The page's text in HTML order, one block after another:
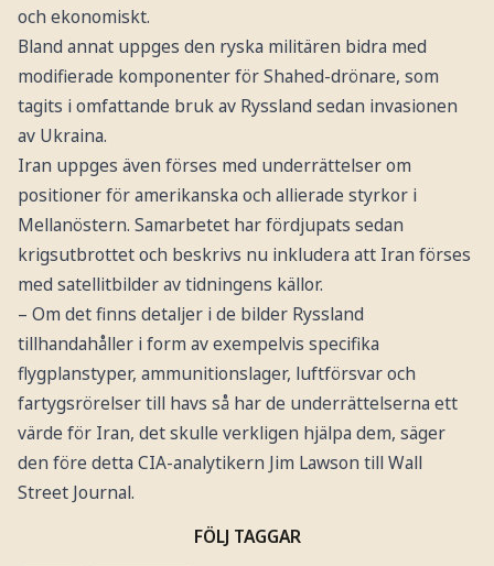
och ekonomiskt.
Bland annat uppges den ryska militären bidra med
modifierade komponenter för Shahed-drönare, som
tagits i omfattande bruk av Ryssland sedan invasionen
av Ukraina.
Iran uppges även förses med underrättelser om
positioner för amerikanska och allierade styrkor i
Mellanöstern. Samarbetet har fördjupats sedan
krigsutbrottet och beskrivs nu inkludera att Iran förses
med satellitbilder av tidningens källor.
– Om det finns detaljer i de bilder Ryssland
tillhandahåller i form av exempelvis specifika
flygplanstyper, ammunitionslager, luftförsvar och
fartygsrörelser till havs så har de underrättelserna ett
värde för Iran, det skulle verkligen hjälpa dem, säger
den före detta CIA-analytikern Jim Lawson till Wall
Street Journal.
FÖLJ TAGGAR